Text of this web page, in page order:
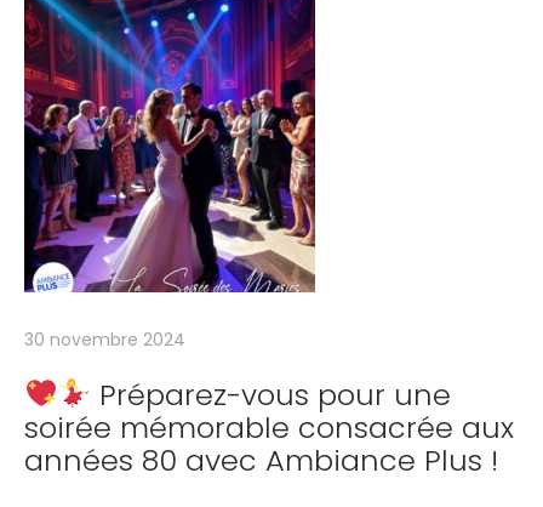
v
o
s
é
v
é
e
m
t
s
a
30 novembre 2024
Préparez-vous pour une
soirée mémorable consacrée aux
années 80 avec Ambiance Plus !